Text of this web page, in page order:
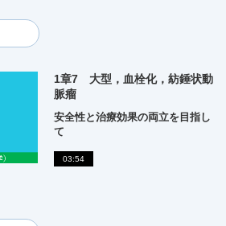
1章7 大型，血栓化，紡錘状動
脈瘤
安全性と治療効果の両立を目指し
て
03:54